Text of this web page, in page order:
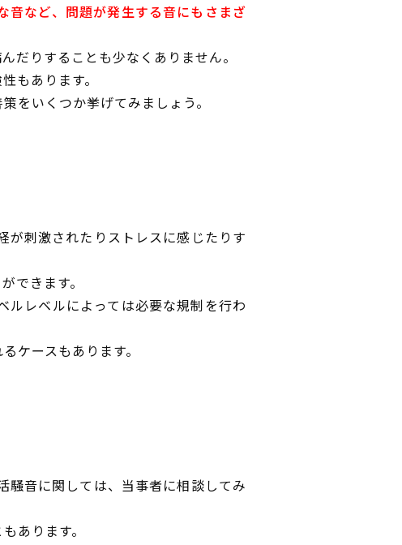
音など、問題が発生する音にもさまざ
だりすることも少なくありません。
もあります。
をいくつか挙げてみましょう。
が刺激されたりストレスに感じたりす
できます。
ルレベルによっては必要な規制を行わ
ケースもあります。
騒音に関しては、当事者に相談してみ
あります。